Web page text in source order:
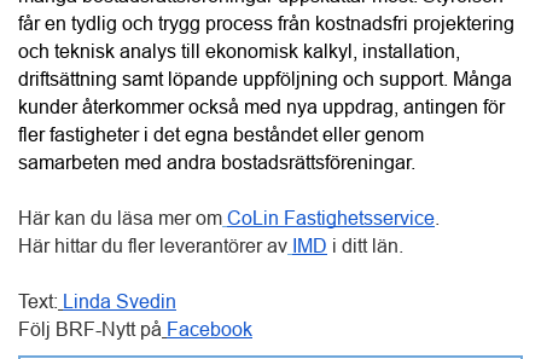
får en tydlig och trygg process från kostnadsfri projektering
och teknisk analys till ekonomisk kalkyl, installation,
driftsättning samt löpande uppföljning och support. Många
kunder återkommer också med nya uppdrag, antingen för
fler fastigheter i det egna beståndet eller genom
samarbeten med andra bostadsrättsföreningar.
Här kan du läsa mer om CoLin Fastighetsservice
Här hittar du fler leverantörer av
IMD i ditt län.
Text: Linda Svedin
Följ BRF-Nytt på Facebook